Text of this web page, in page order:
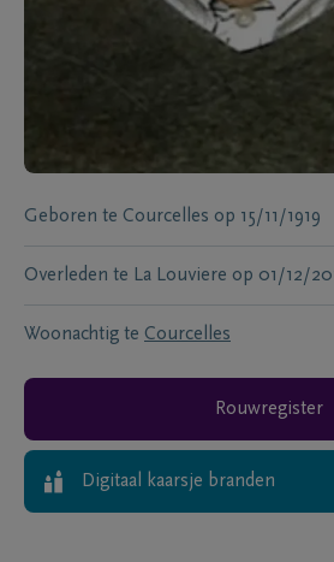
Geboren te Courcelles op 15/11/1919
Overleden te La Louviere op 01/12/
Woonachtig te Courcelles
Rouwregister
Digitaal kaarsje branden